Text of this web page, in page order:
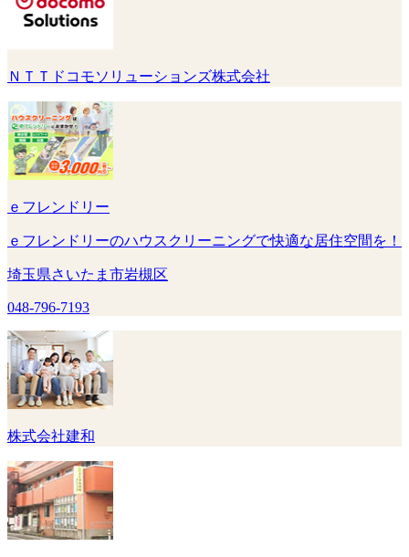
ＮＴＴドコモソリューションズ株式会社
ｅフレンドリー
ｅフレンドリーのハウスクリーニングで快適な居住空間を！
埼玉県さいたま市岩槻区
048-796-7193
株式会社建和